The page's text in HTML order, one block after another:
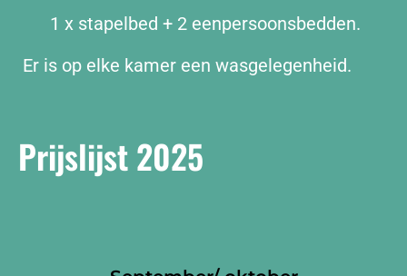
1 x stapelbed + 2 eenpersoonsbedden.
Er is op elke kamer een wasgelegenheid.
Prijslijst 2025